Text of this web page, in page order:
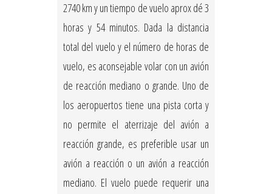
2740 km y un tiempo de vuelo aprox dé 3
horas y 54 minutos. Dada la distancia
total del vuelo y el número de horas de
vuelo, es aconsejable volar con un avión
de reacción mediano o grande. Uno de
los aeropuertos tiene una pista corta y
no permite el aterrizaje del avión a
reacción grande, es preferible usar un
avión a reacción o un avión a reacción
mediano. El vuelo puede requerir una